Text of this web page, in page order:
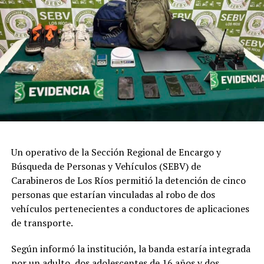
sistema frontal, con el objetivo de reducir la carga sobre
la infraestructura.
Aguas Décima informó que mantendrá un monitoreo
permanente de sus sistemas durante el evento
meteorológico y recordó que, ante emergencias o
consultas, la comunidad puede comunicarse al 600 401
8000, canal oficial de atención disponible durante la
contingencia.
Un operativo de la Sección Regional de Encargo y
Búsqueda de Personas y Vehículos (SEBV) de
Carabineros de Los Ríos permitió la detención de cinco
personas que estarían vinculadas al robo de dos
vehículos pertenecientes a conductores de aplicaciones
de transporte.
Según informó la institución, la banda estaría integrada